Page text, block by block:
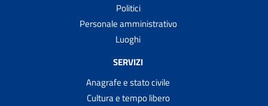
Politici
Personale amministrativo
Luoghi
SERVIZI
Anagrafe e stato civile
Cultura e tempo libero